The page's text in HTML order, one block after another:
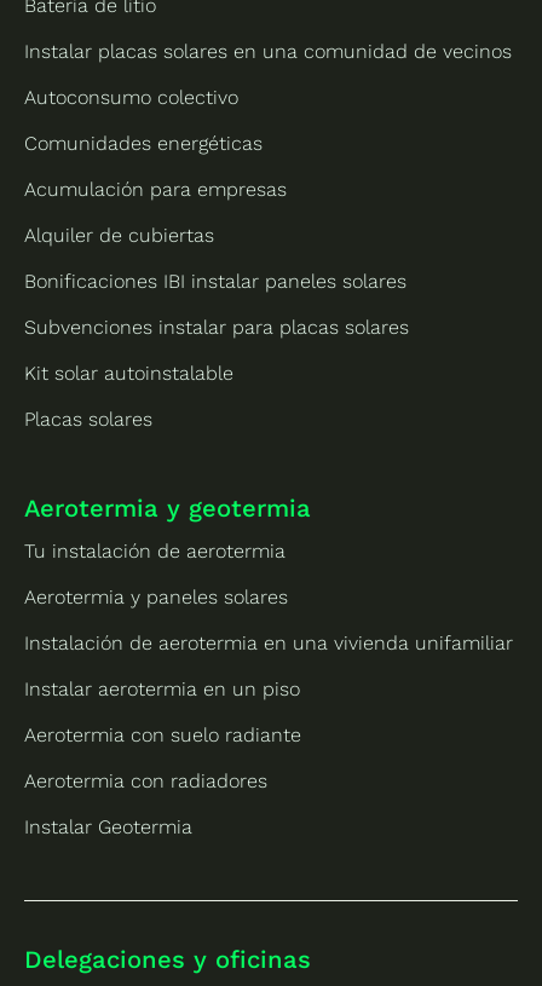
Batería de litio
Instalar placas solares en una comunidad de vecinos
Autoconsumo colectivo
Comunidades energéticas
Acumulación para empresas
Alquiler de cubiertas
Bonificaciones IBI instalar paneles solares
Subvenciones instalar para placas solares
Kit solar autoinstalable
Placas solares
Aerotermia y geotermia
Tu instalación de aerotermia
Aerotermia y paneles solares
Instalación de aerotermia en una vivienda unifamiliar
Instalar aerotermia en un piso
Aerotermia con suelo radiante
Aerotermia con radiadores
Instalar Geotermia
Delegaciones y oficinas